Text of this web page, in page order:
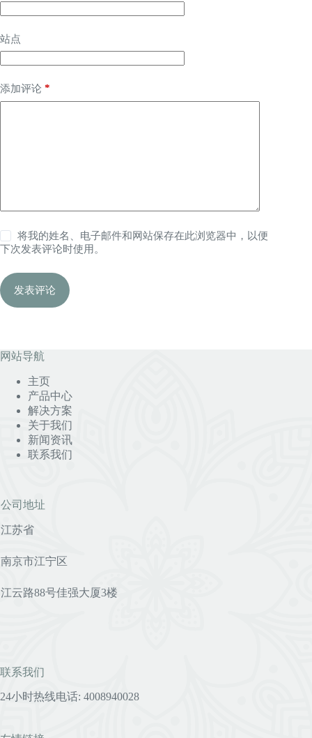
站点
添加评论 *
将我的姓名、电子邮件和网站保存在此浏览器中，以便
下次发表评论时使用。
发表评论
网站导航
主页
产品中心
解决方案
关于我们
新闻资讯
联系我们
公司地址
江苏省
南京市江宁区
江云路88号佳强大厦3楼
联系我们
24小时热线电话: 4008940028